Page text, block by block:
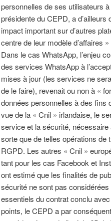
personnelles de ses utilisateurs
présidente du CEPD, a
impact important sur d’autres
centre de leur modèle d’affaires »
Dans le cas WhatsApp, l’enjeu
des services WhatsApp à
mises à jour (les services ne
de le faire), revenait ou non à «
données personnelles à des fins
vue de la « Cnil » irlandaise, le
service et la sécurité,
sorte que de telles opérations de
RGPD. Les autres « Cnil »
tant pour les cas Facebook et
ont estimé que les finalités de
sécurité ne sont pas
essentiels du contrat conclu
points, le CEPD a par